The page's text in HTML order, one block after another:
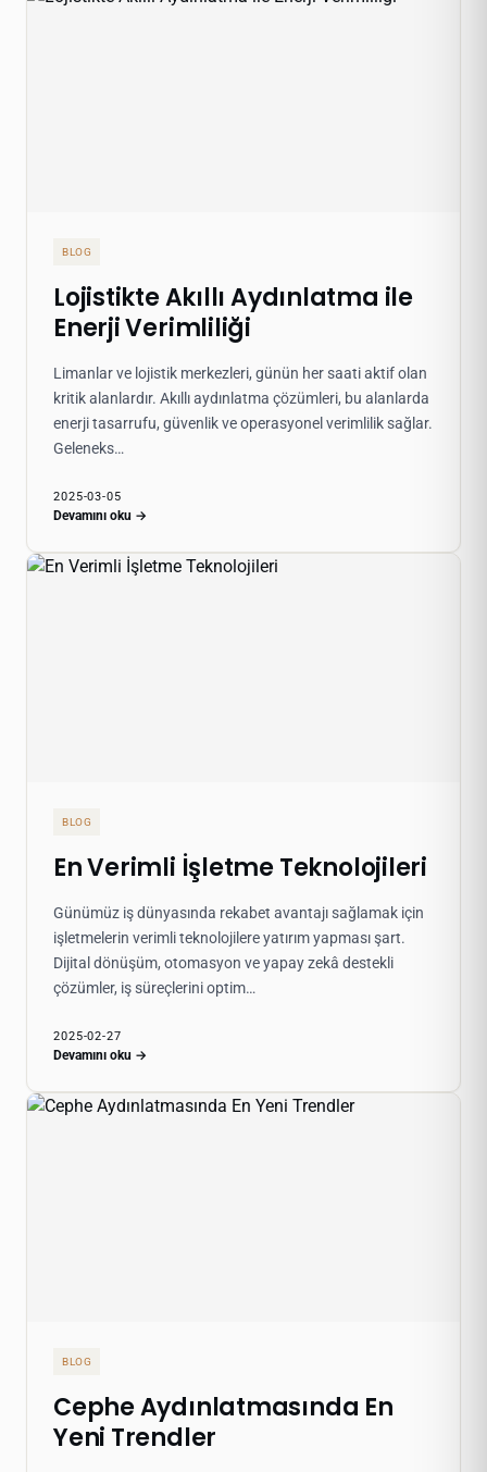
BLOG
Lojistikte Akıllı Aydınlatma ile
Enerji Verimliliği
Limanlar ve lojistik merkezleri, günün her saati aktif olan
kritik alanlardır. Akıllı aydınlatma çözümleri, bu alanlarda
enerji tasarrufu, güvenlik ve operasyonel verimlilik sağlar.
Geleneks…
2025-03-05
Devamını oku →
BLOG
En Verimli İşletme Teknolojileri
Günümüz iş dünyasında rekabet avantajı sağlamak için
işletmelerin verimli teknolojilere yatırım yapması şart.
Dijital dönüşüm, otomasyon ve yapay zekâ destekli
çözümler, iş süreçlerini optim…
2025-02-27
Devamını oku →
BLOG
Cephe Aydınlatmasında En
Yeni Trendler